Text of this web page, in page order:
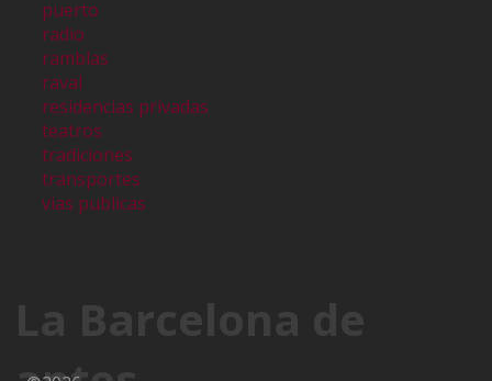
puerto
radio
ramblas
raval
residencias privadas
teatros
tradiciones
transportes
vias publicas
La Barcelona de